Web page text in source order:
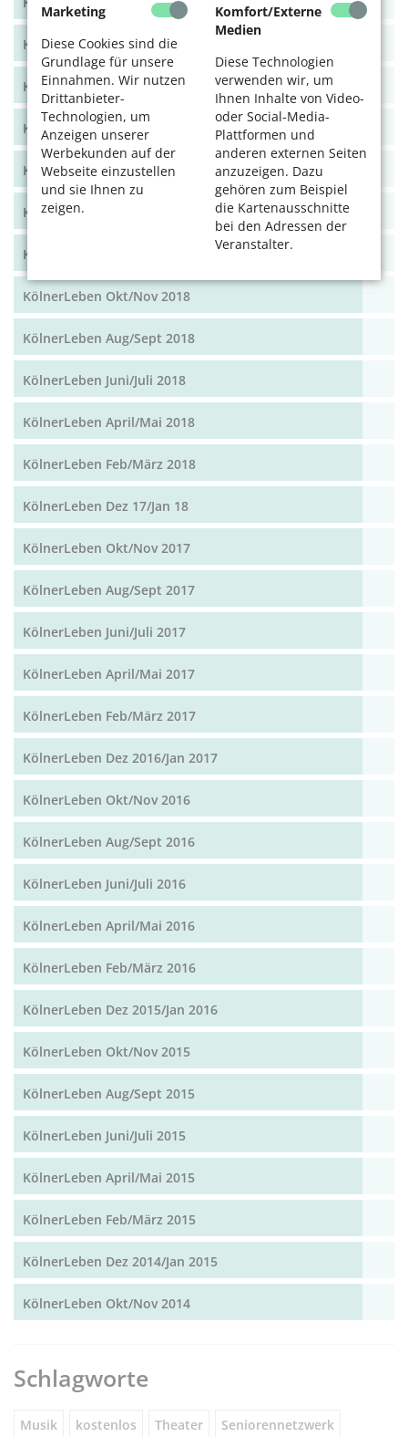
Marketing
Diese Cookies sind die
Grundlage für unsere
Einnahmen. Wir nutzen
Drittanbieter-
Technologien, um
Anzeigen unserer
Werbekunden auf der
Webseite einzustellen
und sie Ihnen zu
zeigen.
Komfort/Externe
Medien
Diese Technologien
verwenden wir, um
Ihnen Inhalte von Video-
oder Social-Media-
Plattformen und
anderen externen Seiten
anzuzeigen. Dazu
gehören zum Beispiel
die Kartenausschnitte
bei den Adressen der
Veranstalter.
KölnerLeben Okt/Nov 19
KölnerLeben Aug/Sept 2019
KölnerLeben Juni/Juli 2019
KölnerLeben April/Mai 2019
KölnerLeben Feb/März 2019
KölnerLeben Dez 18/Jan 19
KölnerLeben Okt/Nov 2018
KölnerLeben Aug/Sept 2018
KölnerLeben Juni/Juli 2018
KölnerLeben April/Mai 2018
KölnerLeben Feb/März 2018
KölnerLeben Dez 17/Jan 18
KölnerLeben Okt/Nov 2017
KölnerLeben Aug/Sept 2017
KölnerLeben Juni/Juli 2017
KölnerLeben April/Mai 2017
KölnerLeben Feb/März 2017
KölnerLeben Dez 2016/Jan 2017
KölnerLeben Okt/Nov 2016
KölnerLeben Aug/Sept 2016
KölnerLeben Juni/Juli 2016
KölnerLeben April/Mai 2016
KölnerLeben Feb/März 2016
KölnerLeben Dez 2015/Jan 2016
KölnerLeben Okt/Nov 2015
KölnerLeben Aug/Sept 2015
KölnerLeben Juni/Juli 2015
KölnerLeben April/Mai 2015
KölnerLeben Feb/März 2015
KölnerLeben Dez 2014/Jan 2015
KölnerLeben Okt/Nov 2014
Schlagworte
Musik kostenlos Theater Seniorennetzwerk